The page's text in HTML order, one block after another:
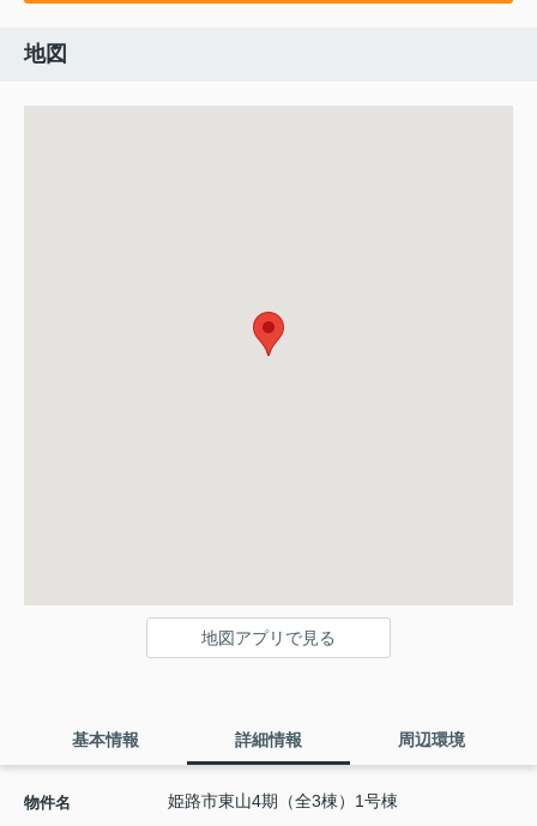
地図
地図アプリで見る
基本情報 詳細情報 周辺環境
物件名 姫路市東山4期（全3棟）1号棟